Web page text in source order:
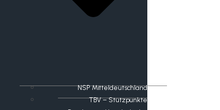
NSP Mitteldeutschland
TBV – Stützpunkte